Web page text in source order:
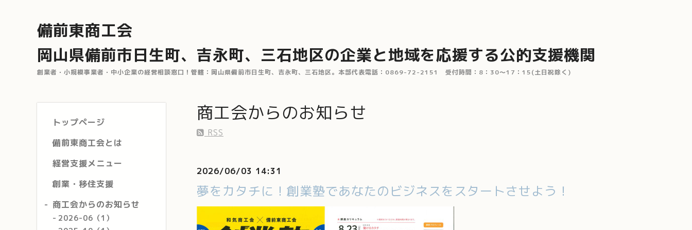
備前東商工会
岡山県備前市日生町、吉永町、三石地区の企業と地域を応援する公的支援機関
創業者・小規模事業者・中小企業の経営相談窓口！管轄：岡山県備前市日生町、吉永町、三石地区。本部代表電話：0869-72-2151 受付時間：8：30～17：15(土日祝除く)
トップページ
備前東商工会とは
経営支援メニュー
創業・移住支援
商工会からのお知らせ
2026-06（1）
商工会からのお知らせ
RSS
2026/06/03 14:31
夢をカタチに！創業塾であなたのビジネスをスタートさせよう！